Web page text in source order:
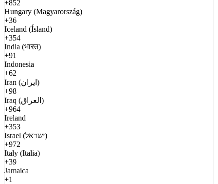
+852
Hungary (Magyarország)
+36
Iceland (Ísland)
+354
India (भारत)
+91
Indonesia
+62
Iran (ایران)
+98
Iraq (العراق)
+964
Ireland
+353
Israel (ישראל)
+972
Italy (Italia)
+39
Jamaica
+1